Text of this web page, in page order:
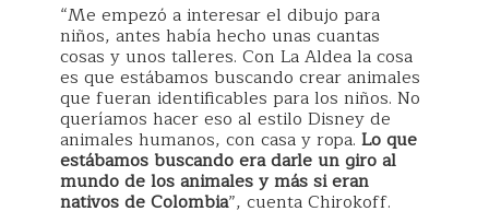
“Me empezó a interesar el dibujo para
niños, antes había hecho unas cuantas
cosas y unos talleres. Con La Aldea la cosa
es que estábamos buscando crear animales
que fueran identificables para los niños. No
queríamos hacer eso al estilo Disney de
animales humanos, con casa y ropa. Lo que
estábamos buscando era darle un giro al
mundo de los animales y más si eran
nativos de Colombia”, cuenta Chirokoff.